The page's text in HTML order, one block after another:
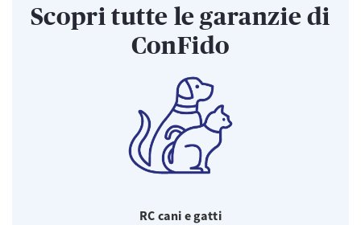
Scopri tutte le garanzie di
ConFido
RC cani e gatti